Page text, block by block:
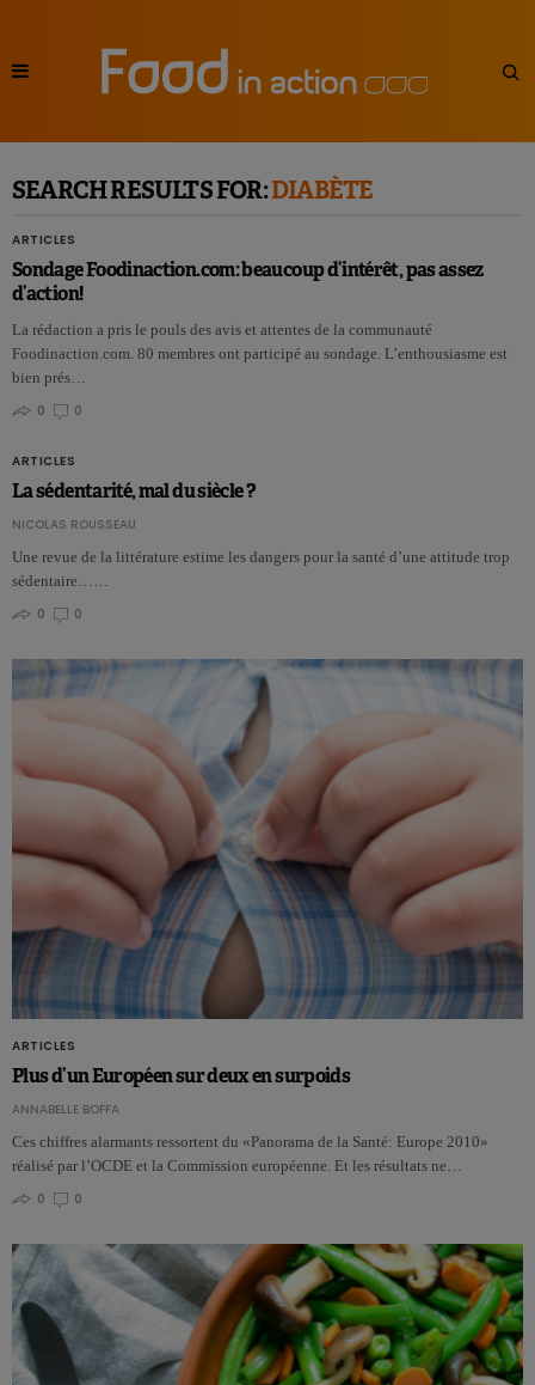
SEARCH RESULTS FOR:DIABÈTE
ARTICLES
Sondage Foodinaction.com: beaucoup d’intérêt, pas assez
d’action!
La rédaction a pris le pouls des avis et attentes de la communauté
Foodinaction.com. 80 membres ont participé au sondage. L’enthousiasme est
bien prés…
0
0
ARTICLES
La sédentarité, mal du siècle ?
NICOLAS ROUSSEAU
Une revue de la littérature estime les dangers pour la santé d’une attitude trop
sédentaire……
0
0
ARTICLES
Plus d’un Européen sur deux en surpoids
ANNABELLE BOFFA
Ces chiffres alarmants ressortent du «Panorama de la Santé: Europe 2010»
réalisé par l’OCDE et la Commission européenne. Et les résultats ne…
0
0